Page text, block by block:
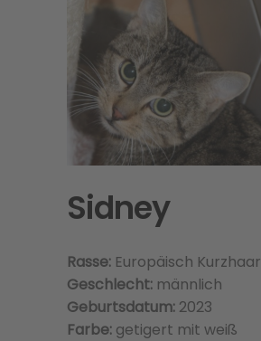
Sidney
Rasse: Europäisch Kurzhaar
Geschlecht: männlich
Geburtsdatum: 2023
Farbe: getigert mit weiß